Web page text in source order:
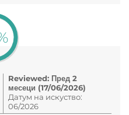
Reviewed: Пред 2
месеци (17/06/2026)
Датум на искуство:
06/2026